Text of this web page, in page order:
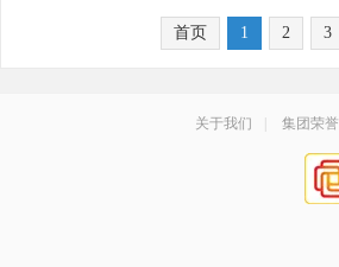
首页 1 2 3
关于我们 集团荣誉